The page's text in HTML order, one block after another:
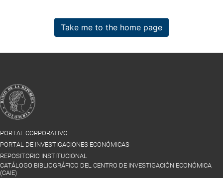
Take me to the home page
PORTAL CORPORATIVO
PORTAL DE INVESTIGACIONES ECONÓMICAS
REPOSITORIO INSTITUCIONAL
CATÁLOGO BIBLIOGRÁFICO DEL CENTRO DE INVESTIGACIÓN ECONÓMICA
(CAIE)